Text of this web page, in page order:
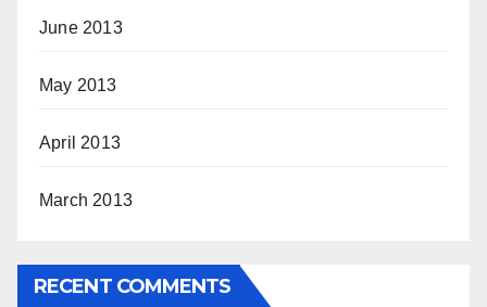
June 2013
May 2013
April 2013
March 2013
RECENT COMMENTS